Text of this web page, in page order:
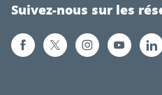
Suivez-nous sur les